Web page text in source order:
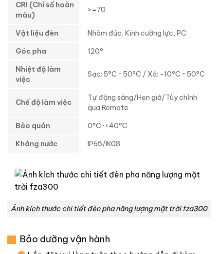
CRI (Chỉ số hoàn
màu)
>=70
Vật liệu đèn Nhôm đúc, Kính cường lực, PC
Góc pha 120°
Nhiệt độ làm
việc
Sạc: 5°C ~ 50°C / Xả: -10°C ~ 50°C
Chế độ làm việc
Tự động sáng/Hẹn giờ/Tùy chỉnh
qua Remote
Bảo quản 0°C~+40°C
Kháng nước IP65/IK08
Ảnh kích thước chi tiết đèn pha năng lượng mặt trời fza300
Bảo dưỡng vận hành